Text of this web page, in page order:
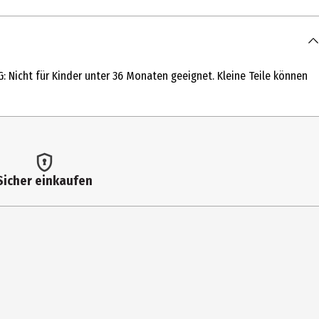
Nicht für Kinder unter 36 Monaten geeignet. Kleine Teile können
einkaufen